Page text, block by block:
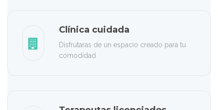
Clínica cuidada
Disfrutaras de un espacio creado para tu
comodidad